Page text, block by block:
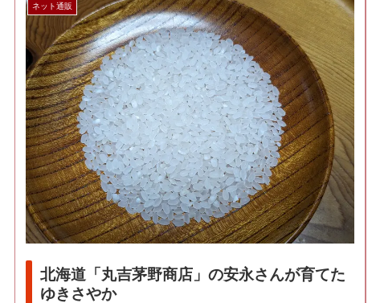
ネット通販
北海道「丸吉茅野商店」の安永さんが育てた
ゆきさやか